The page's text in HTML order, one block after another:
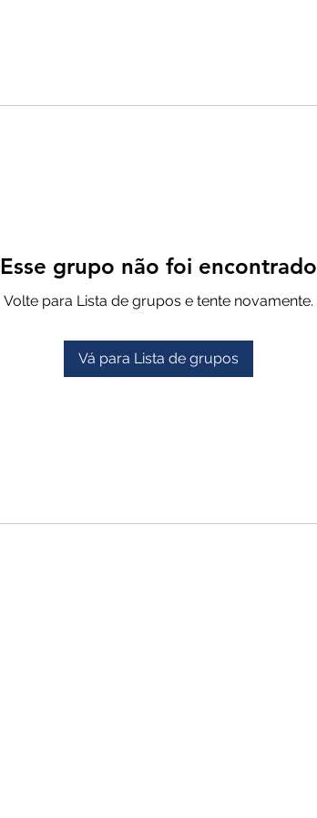
Esse grupo não foi encontrado
Volte para Lista de grupos e tente novamente.
Vá para Lista de grupos